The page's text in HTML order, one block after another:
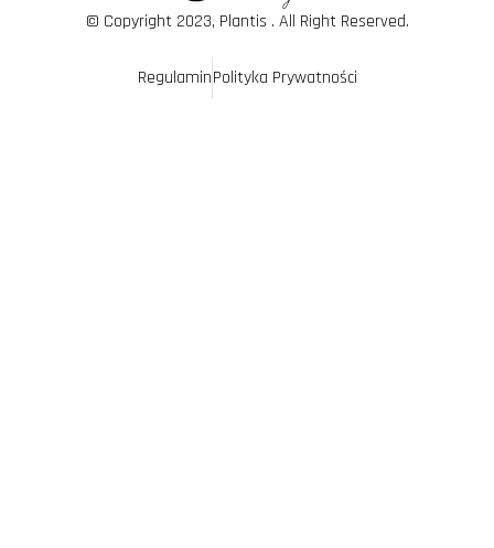
© Copyright 2023, Plantis . All Right Reserved.
RegulaminPolityka Prywatności